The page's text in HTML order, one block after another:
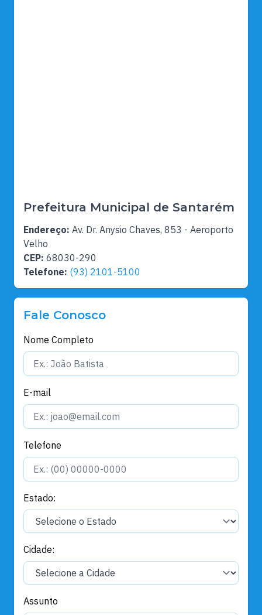
Prefeitura Municipal de Santarém
Endereço: Av. Dr. Anysio Chaves, 853 - Aeroporto
Velho
CEP: 68030-290
Telefone: (93) 2101-5100
Fale Conosco
Nome Completo
E-mail
Telefone
Estado:
Cidade:
Assunto